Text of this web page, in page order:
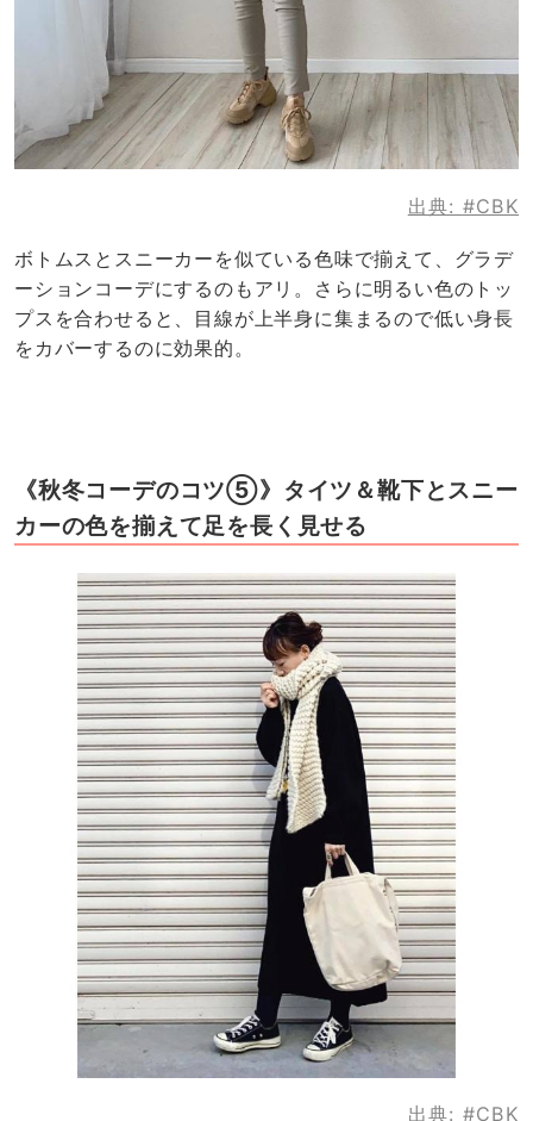
出典: #CBK
ボトムスとスニーカーを似ている色味で揃えて、グラデ
ーションコーデにするのもアリ。さらに明るい色のトッ
プスを合わせると、目線が上半身に集まるので低い身長
をカバーするのに効果的。
《秋冬コーデのコツ⑤》タイツ＆靴下とスニー
カーの色を揃えて足を長く見せる
出典: #CBK